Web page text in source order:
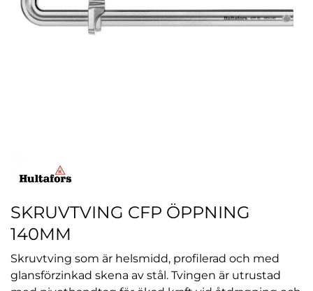
SKRUVTVING CFP ÖPPNING
140MM
Skruvtving som är helsmidd, profilerad och med
glansförzinkad skena av stål. Tvingen är utrustad